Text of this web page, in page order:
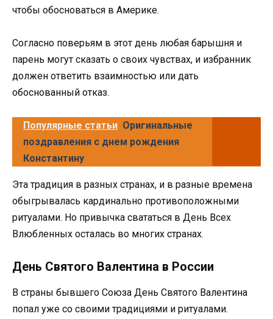
чтобы обосноваться в Америке.
Согласно поверьям в этот день любая барышня и
парень могут сказать о своих чувствах, и избранник
должен ответить взаимностью или дать
обоснованный отказ.
Популярные статьи Оригинальные
поздравления с днем рождения
Константину
Эта традиция в разных странах, и в разные времена
обыгрывалась кардинально противоположными
ритуалами. Но привычка свататься в День Всех
Влюбленных осталась во многих странах.
День Святого Валентина в России
В страны бывшего Союза День Святого Валентина
попал уже со своими традициями и ритуалами.